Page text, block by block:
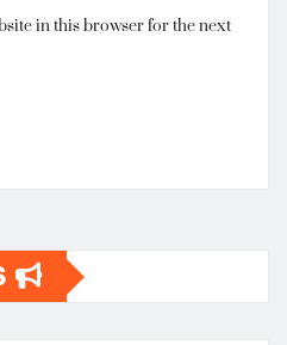
in this browser for the next